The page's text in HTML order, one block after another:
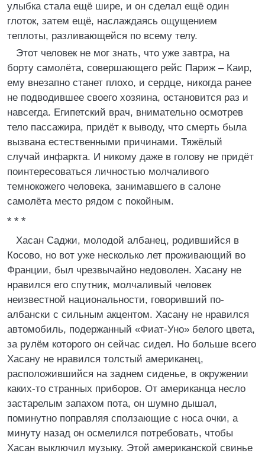
улыбка стала ещё шире, и он сделал ещё один
глоток, затем ещё, наслаждаясь ощущением
теплоты, разливающейся по всему телу.
Этот человек не мог знать, что уже завтра, на
борту самолёта, совершающего рейс Париж – Каир,
ему внезапно станет плохо, и сердце, никогда ранее
не подводившее своего хозяина, остановится раз и
навсегда. Египетский врач, внимательно осмотрев
тело пассажира, придёт к выводу, что смерть была
вызвана естественными причинами. Тяжёлый
случай инфаркта. И никому даже в голову не придёт
поинтересоваться личностью молчаливого
темнокожего человека, занимавшего в салоне
самолёта место рядом с покойным.
* * *
Хасан Саджи, молодой албанец, родившийся в
Косово, но вот уже несколько лет проживающий во
Франции, был чрезвычайно недоволен. Хасану не
нравился его спутник, молчаливый человек
неизвестной национальности, говоривший по-
албански с сильным акцентом. Хасану не нравился
автомобиль, подержанный «Фиат-Уно» белого цвета,
за рулём которого он сейчас сидел. Но больше всего
Хасану не нравился толстый американец,
расположившийся на заднем сиденье, в окружении
каких-то странных приборов. От американца несло
застарелым запахом пота, он шумно дышал,
поминутно поправляя сползающие с носа очки, а
минуту назад он осмелился потребовать, чтобы
Хасан выключил музыку. Этой американской свинье